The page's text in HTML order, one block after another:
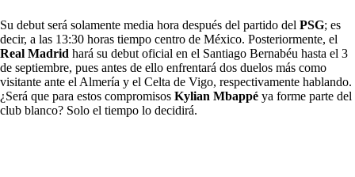
Su debut será solamente media hora después del partido del PSG; es
decir, a las 13:30 horas tiempo centro de México. Posteriormente, el
Real Madrid hará su debut oficial en el Santiago Bernabéu hasta el 3
de septiembre, pues antes de ello enfrentará dos duelos más como
visitante ante el Almería y el Celta de Vigo, respectivamente hablando.
¿Será que para estos compromisos Kylian Mbappé ya forme parte del
club blanco? Solo el tiempo lo decidirá.